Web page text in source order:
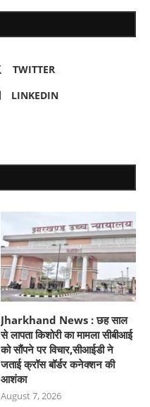
TWITTER
LINKEDIN
Jharkhand News : छह साल
से लापता किशोरी का मामला सीबीआई
को सौंपने पर विचार,सीआईडी ने
जताई क्रॉस बॉर्डर कनेक्शन की
आशंका
August 7, 2026